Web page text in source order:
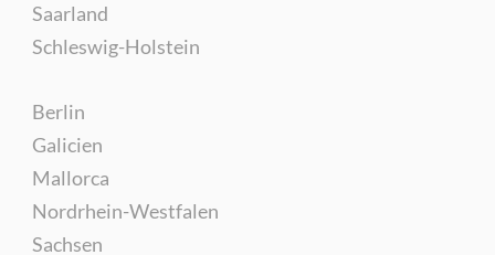
Saarland
Schleswig-Holstein
Berlin
Galicien
Mallorca
Nordrhein-Westfalen
Sachsen